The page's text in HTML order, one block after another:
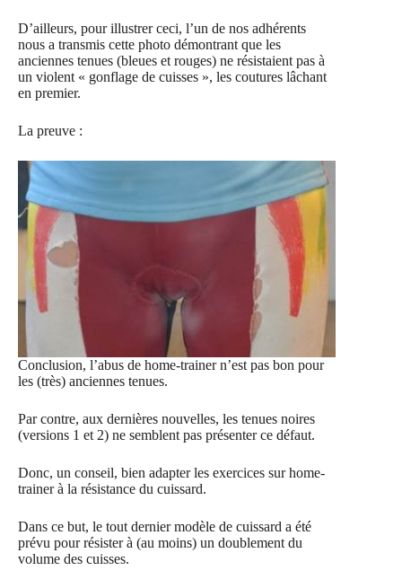
D’ailleurs, pour illustrer ceci, l’un de nos adhérents
nous a transmis cette photo démontrant que les
anciennes tenues (bleues et rouges) ne résistaient pas à
un violent « gonflage de cuisses », les coutures lâchant
en premier.
La preuve :
Conclusion, l’abus de home-trainer n’est pas bon pour
les (très) anciennes tenues.
Par contre, aux dernières nouvelles, les tenues noires
(versions 1 et 2) ne semblent pas présenter ce défaut.
Donc, un conseil, bien adapter les exercices sur home-
trainer à la résistance du cuissard.
Dans ce but, le tout dernier modèle de cuissard a été
prévu pour résister à (au moins) un doublement du
volume des cuisses.